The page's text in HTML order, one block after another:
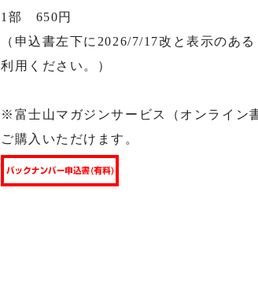
1部 650円
（申込書左下に2026/7/17改と表示のあ
利用ください。）
※富士山マガジンサービス（オンライン
ご購入いただけます。